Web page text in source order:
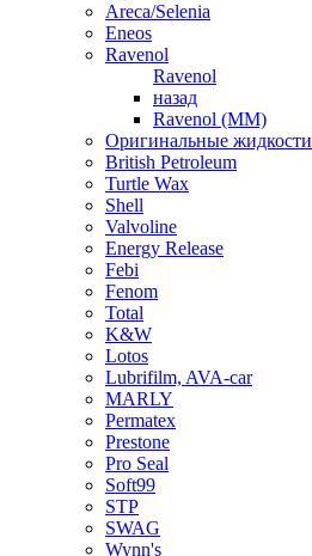
Areca/Selenia
Eneos
Ravenol
Ravenol
назад
Ravenol (ММ)
Оригинальные жидкости
British Petroleum
Turtle Wax
Shell
Valvoline
Energy Release
Febi
Fenom
Total
K&W
Lotos
Lubrifilm, AVA-car
MARLY
Permatex
Prestone
Pro Seal
Soft99
STP
SWAG
Wynn's